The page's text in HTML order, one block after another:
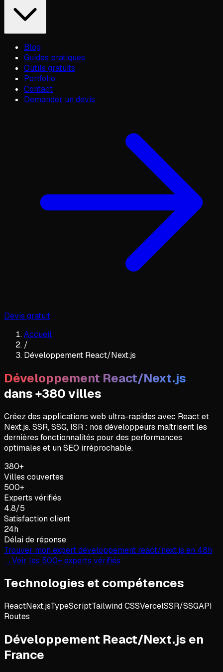
Blog
Guides pratiques
Outils gratuits
Portfolio
Contact
Demander un devis
Devis gratuit
Accueil
/
Développement React/Next.js
Développement React/Next.js
dans +380 villes
Créez des applications web ultra-rapides avec React et
Next.js. SSR, SSG, ISR : nos développeurs maîtrisent les
dernières fonctionnalités pour des performances
optimales et un SEO irréprochable.
380+
Villes couvertes
500+
Experts vérifiés
4.8/5
Satisfaction client
24h
Délai de réponse
Trouver mon expertdéveloppement react/next.js en 48h
→Voir les 500+ experts vérifiés
Technologies et compétences
ReactNext.jsTypeScriptTailwind CSSVercelSSR/SSGAPI
Routes
Développement React/Next.js en
France